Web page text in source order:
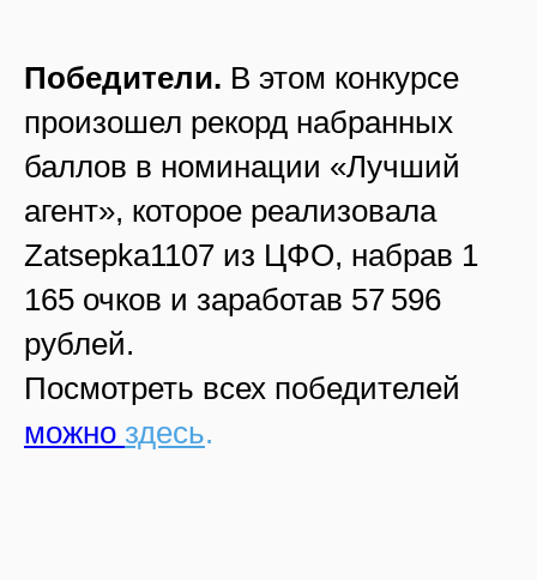
Победители. В этом конкурсе
произошел рекорд набранных
баллов в номинации «Лучший
агент», которое реализовала
Zatsepka1107 из ЦФО, набрав 1
165 очков и заработав 57 596
рублей.
Посмотреть всех победителей
можно здесь.